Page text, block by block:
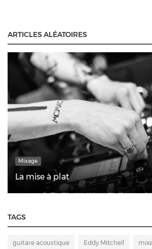
ARTICLES ALÉATOIRES
Enregistrement
Comment enregistrer une batterie?
TAGS
guitare acoustique Eddy Mitchell